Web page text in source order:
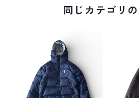
同じカテゴリ